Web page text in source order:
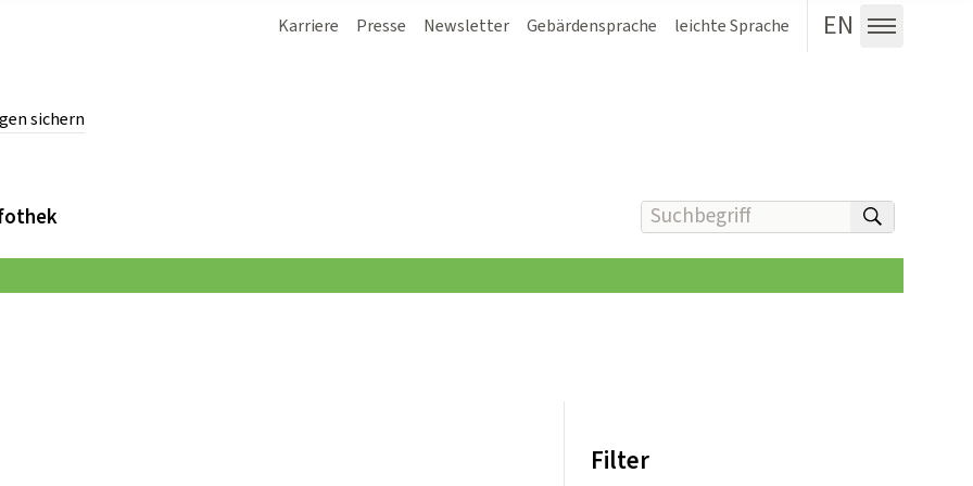
sichern
Karriere Presse Newsletter Gebärdensprache leichte Sprache EN
Menü
Suchbegriff(e) eingeben
Filter